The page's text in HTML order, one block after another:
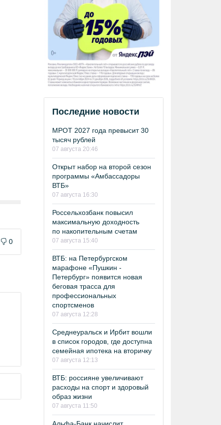
0
Последние новости
МРОТ 2027 года превысит 30
тысяч рублей
07 августа 20:46
Открыт набор на второй сезон
программы «Амбассадоры
ВТБ»
07 августа 16:30
Россельхозбанк повысил
максимальную доходность
по накопительным счетам
07 августа 15:40
ВТБ: на Петербургском
марафоне «Пушкин -
Петербург» появится новая
беговая трасса для
профессиональных
спортсменов
07 августа 12:28
Среднеуральск и Ирбит вошли
в список городов, где доступна
семейная ипотека на вторичку
07 августа 12:13
ВТБ: россияне увеличивают
расходы на спорт и здоровый
образ жизни
07 августа 11:50
Альфа-Банк начислит